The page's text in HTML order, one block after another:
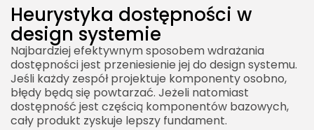
Heurystyka dostępności w
design systemie
Najbardziej efektywnym sposobem wdrażania
dostępności jest przeniesienie jej do design systemu.
Jeśli każdy zespół projektuje komponenty osobno,
błędy będą się powtarzać. Jeżeli natomiast
dostępność jest częścią komponentów bazowych,
cały produkt zyskuje lepszy fundament.